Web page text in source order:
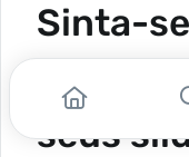
Sinta-
para
seus